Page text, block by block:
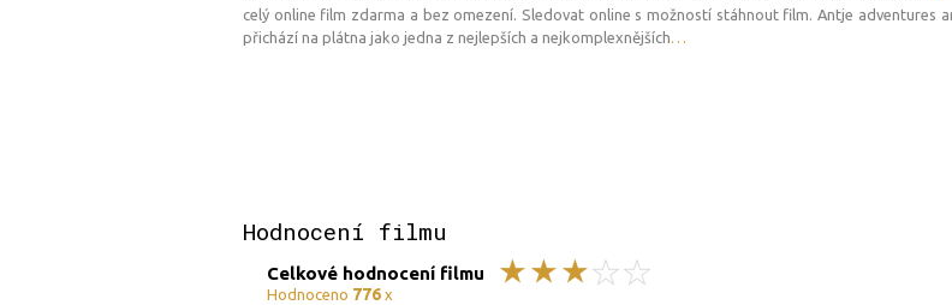
celý online film zdarma a bez omezení. Sledovat online s možností stáhnout film. Antje adventures
přichází na plátna jako jedna z nejlepších a nejkomplexnějších
Hodnocení filmu
Celkové hodnocení filmu
Hodnoceno 776 x